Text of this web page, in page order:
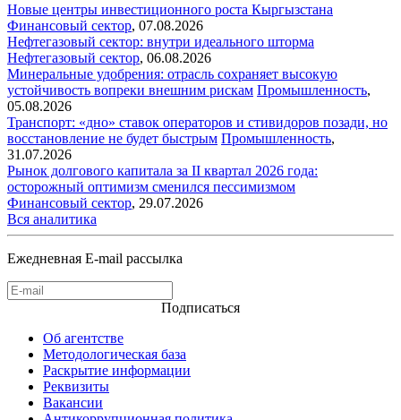
Новые центры инвестиционного роста Кыргызстана
Финансовый сектор, 07.08.2026
Нефтегазовый сектор: внутри идеального шторма
Нефтегазовый сектор, 06.08.2026
Минеральные удобрения: отрасль сохраняет высокую
устойчивость вопреки внешним рискам Промышленность,
05.08.2026
Транспорт: «дно» ставок операторов и стивидоров позади, но
восстановление не будет быстрым Промышленность,
31.07.2026
Рынок долгового капитала за II квартал 2026 года:
осторожный оптимизм сменился пессимизмом
Финансовый сектор, 29.07.2026
Вся аналитика
Ежедневная E-mail рассылка
Подписаться
Об агентстве
Методологическая база
Раскрытие информации
Реквизиты
Вакансии